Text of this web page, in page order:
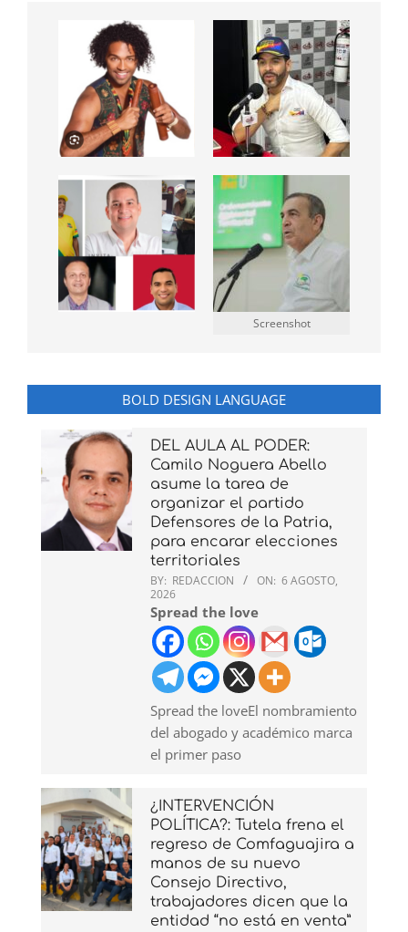
Screenshot
BOLD DESIGN LANGUAGE
DEL AULA AL PODER:
Camilo Noguera Abello
asume la tarea de
organizar el partido
Defensores de la Patria,
para encarar elecciones
territoriales
BY: REDACCION ON: 6 AGOSTO,
2026
Spread the love
Spread the loveEl nombramiento
del abogado y académico marca
el primer paso
¿INTERVENCIÓN
POLÍTICA?: Tutela frena el
regreso de Comfaguajira a
manos de su nuevo
Consejo Directivo,
trabajadores dicen que la
entidad “no está en venta”